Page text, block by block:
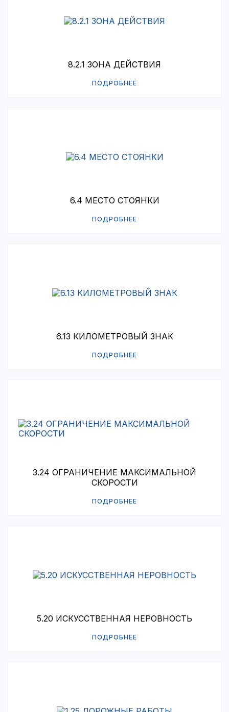
8.2.1 ЗОНА ДЕЙСТВИЯ
ПОДРОБНЕЕ
6.4 МЕСТО СТОЯНКИ
ПОДРОБНЕЕ
6.13 КИЛОМЕТРОВЫЙ ЗНАК
ПОДРОБНЕЕ
3.24 ОГРАНИЧЕНИЕ МАКСИМАЛЬНОЙ
СКОРОСТИ
ПОДРОБНЕЕ
5.20 ИСКУССТВЕННАЯ НЕРОВНОСТЬ
ПОДРОБНЕЕ